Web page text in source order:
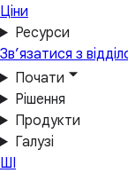
Ціни
Ресурси
Зв’язатися з
Почати
Рішення
Продукти
Галузі
ШІ